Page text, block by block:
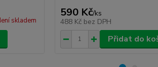
skladem
590 Kč/ks
488 Kč bez DPH
Přidat do